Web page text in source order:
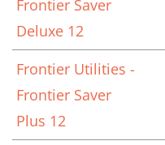
Frontier Saver
Deluxe 12
Frontier Utilities -
Frontier Saver
Plus 12